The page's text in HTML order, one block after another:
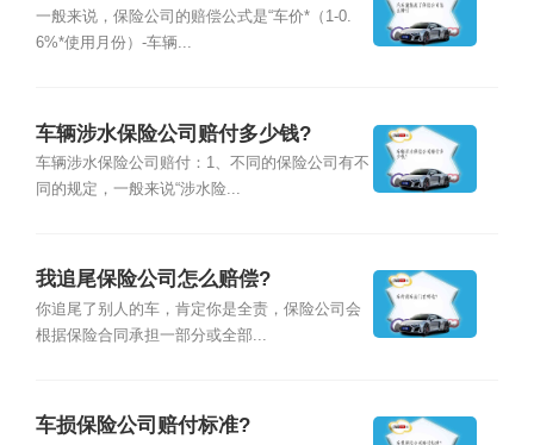
一般来说，保险公司的赔偿公式是“车价*（1-0.
6%*使用月份）-车辆...
车辆涉水保险公司赔付多少钱?
车辆涉水保险公司赔付：1、不同的保险公司有不
同的规定，一般来说“涉水险...
我追尾保险公司怎么赔偿?
你追尾了别人的车，肯定你是全责，保险公司会
根据保险合同承担一部分或全部...
车损保险公司赔付标准?